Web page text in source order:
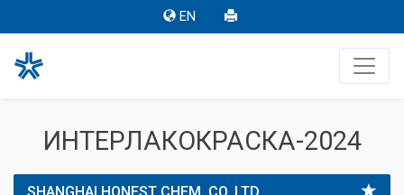
EN
ИНТЕРЛАКОКРАСКА-2024